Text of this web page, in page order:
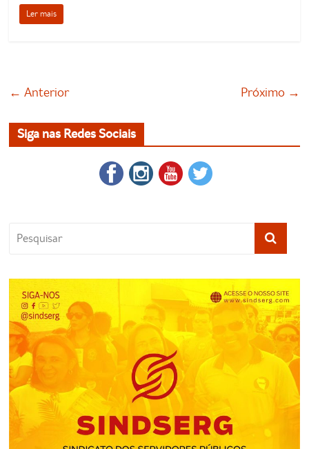
Ler mais
← Anterior Próximo →
Siga nas Redes Sociais